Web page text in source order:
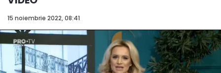
15 noiembrie 2022, 08:41